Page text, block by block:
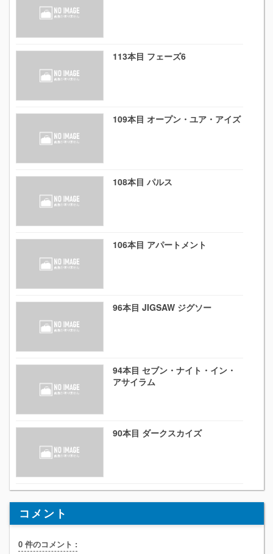
113本目 フェーズ6
109本目 オープン・ユア・アイズ
108本目 パルス
106本目 アパートメント
96本目 JIGSAW ジグソー
94本目 セブン・ナイト・イン・
アサイラム
90本目 ダークスカイズ
コメント
0 件のコメント :